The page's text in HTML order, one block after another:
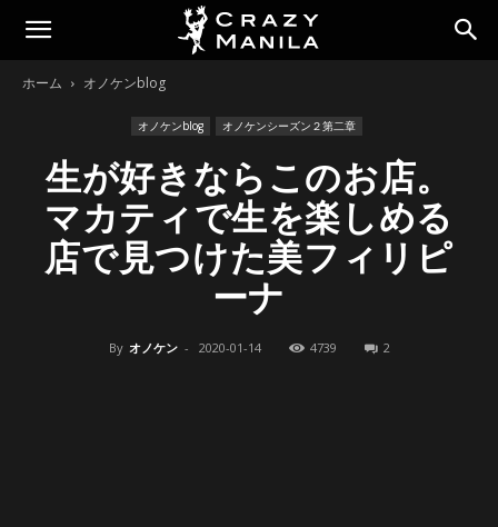
ホーム オノケンblog
オノケンblog オノケンシーズン２第二章
生が好きならこのお店。
マカティで生を楽しめる
店で見つけた美フィリピ
ーナ
By オノケン - 2020-01-14 4739 2